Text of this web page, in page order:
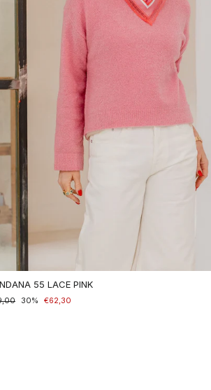
55 LACE PINK
30% €62,30